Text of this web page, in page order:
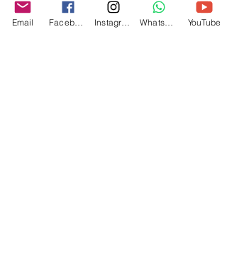
Partager cet événement
Email YouTube